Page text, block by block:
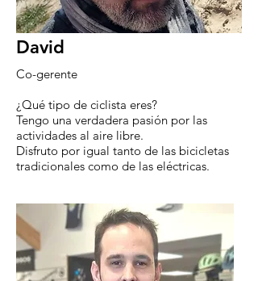
David
Co-gerente
¿Qué tipo de ciclista eres?
Tengo una verdadera pasión por las
actividades al aire libre.
Disfruto por igual tanto de las bicicletas
tradicionales como de las eléctricas.